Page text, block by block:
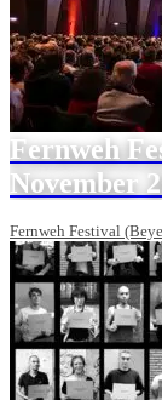
Fernweh
November
Fernweh Festival